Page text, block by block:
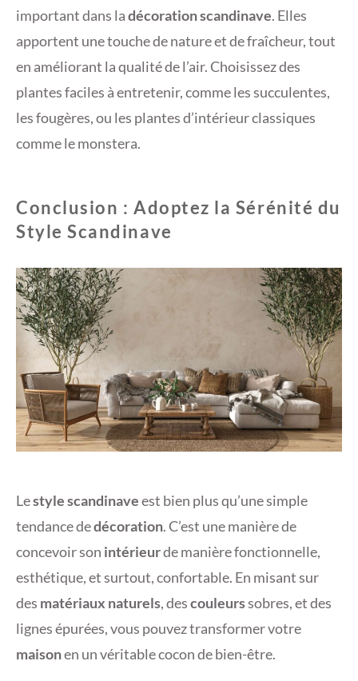
important dans ladécoration scandinave. Elles
apportent une touche de nature et de fraîcheur, tout
en améliorant la qualité de l’air. Choisissez des
plantes faciles à entretenir, comme les succulentes,
les fougères, ou les plantes d’intérieur classiques
comme le monstera.
Conclusion : Adoptez la Sérénité du
Style Scandinave
Lestyle scandinaveest bien plus qu’une simple
tendance dedécoration. C’est une manière de
concevoir son intérieurde manière fonctionnelle,
esthétique, et surtout, confortable. En misant sur
des matériaux naturels, descouleurssobres, et des
lignes épurées, vous pouvez transformer votre
maisonen un véritable cocon de bien-être.